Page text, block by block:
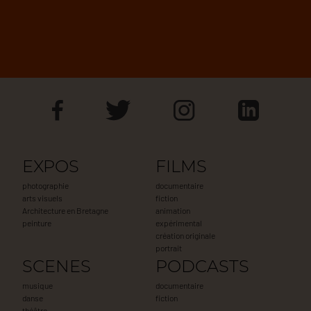
EXPOS
photographie
arts visuels
Architecture en Bretagne
peinture
FILMS
documentaire
fiction
animation
expérimental
création originale
portrait
SCENES
musique
danse
PODCASTS
documentaire
fiction